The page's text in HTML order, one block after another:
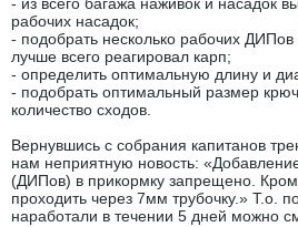
- из всего багажа наживок и насадок
рабочих насадок;
- подобрать несколько рабочих
лучше всего реагировал карп;
- определить оптимальную длину и
- подобрать оптимальный размер
количество сходов.
Вернувшись с собрания капитанов
нам неприятную новость:
(ДИПов) в прикормку запрещено.
проходить через 7мм трубочку.» Т.о.
наработали в течении 5 дней можно